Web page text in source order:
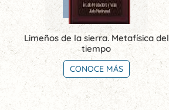
Limeños de la sierra. Metafísica del
tiempo
CONOCE MÁS